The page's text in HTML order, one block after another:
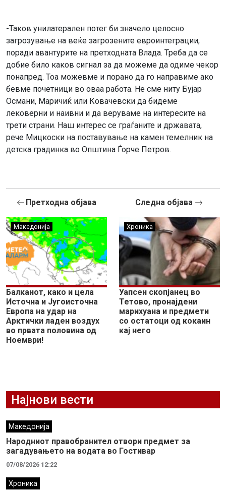
-Таков унилатерален потег би значело целосно
загрозување на веќе загрозените евроинтеграции,
поради авантурите на претходната Влада. Треба да се
добие било каков сигнал за да можеме да одиме чекор
понапред. Тоа можевме и порано да го направиме ако
бевме почетници во оваа работа. Не сме ниту Бујар
Османи, Маричиќ или Ковачевски да бидеме
лековерни и наивни и да веруваме на интересите на
трети страни. Наш интерес се граѓаните и државата,
рече Мицкоски на поставување на камен темелник на
детска градинка во Општина Ѓорче Петров.
Претходна објава
Македонија
Балканот, како и цела
Источна и Југоисточна
Европа на удар на
Арктички ладен воздух
во првата половина од
Ноември!
Следна објава
Хроника
Уапсен скопјанец во
Тетово, пронајдени
марихуана и предмети
со остатоци од кокаин
кај него
Најнови вести
Македонија
Народниот правобранител отвори предмет за
загадувањето на водата во Гостивар
07/08/2026 12:22
Хроника